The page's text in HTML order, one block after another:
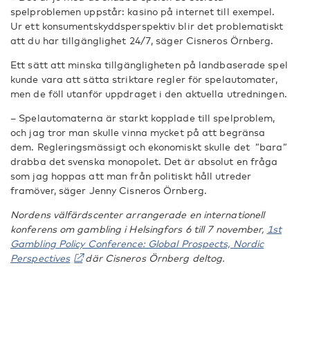
spelproblemen uppstår: kasino på internet till exempel.
Ur ett konsumentskyddsperspektiv blir det problematiskt
att du har tillgänglighet 24/7, säger Cisneros Örnberg.
Ett sätt att minska tillgängligheten på landbaserade spel
kunde vara att sätta striktare regler för spelautomater,
men de föll utanför uppdraget i den aktuella utredningen.
– Spelautomaterna är starkt kopplade till spelproblem,
och jag tror man skulle vinna mycket på att begränsa
dem. Regleringsmässigt och ekonomiskt skulle det ”bara”
drabba det svenska monopolet. Det är absolut en fråga
som jag hoppas att man från politiskt håll utreder
framöver, säger Jenny Cisneros Örnberg.
Nordens välfärdscenter arrangerade en internationell
konferens om gambling i Helsingfors 6 till 7 november, 1st
Gambling Policy Conference: Global Prospects, Nordic
Perspectives
där Cisneros Örnberg deltog.